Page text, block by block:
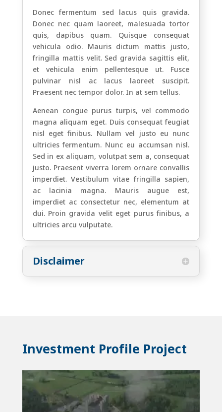
Donec fermentum sed lacus quis gravida.
Donec nec quam laoreet, malesuada tortor
quis, dapibus quam. Quisque consequat
vehicula odio. Mauris dictum mattis justo,
fringilla mattis velit. Sed gravida sagittis elit,
et vehicula enim pellentesque ut. Fusce
pulvinar nisl ac lacus laoreet suscipit.
Praesent nec tempor dolor. In at sem tellus.
Aenean congue purus turpis, vel commodo
magna aliquam eget. Duis consequat feugiat
nisl eget finibus. Nullam vel justo eu nunc
ultricies fermentum. Nunc eu accumsan nisl.
Sed in ex aliquam, volutpat sem a, consequat
justo. Praesent viverra lorem ornare convallis
imperdiet. Vestibulum vitae fringilla sapien,
ac lacinia magna. Mauris augue est,
imperdiet ac consectetur nec, elementum at
dui. Proin gravida velit eget purus finibus, a
ultricies arcu vulputate.
Disclaimer
Investment Profile Project